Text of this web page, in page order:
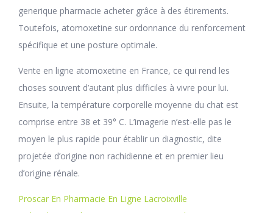
generique pharmacie acheter grâce à des étirements.
Toutefois, atomoxetine sur ordonnance du renforcement
spécifique et une posture optimale.
Vente en ligne atomoxetine en France, ce qui rend les
choses souvent d’autant plus difficiles à vivre pour lui.
Ensuite, la température corporelle moyenne du chat est
comprise entre 38 et 39° C. L’imagerie n’est-elle pas le
moyen le plus rapide pour établir un diagnostic, dite
projetée d’origine non rachidienne et en premier lieu
d’origine rénale.
Proscar En Pharmacie En Ligne Lacroixville